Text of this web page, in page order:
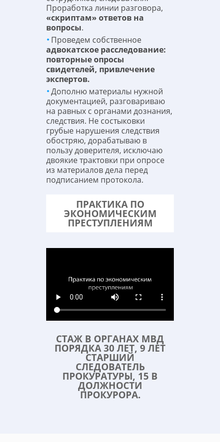
Проработка линии разговора,
«скриптам» ответов на
вопросы.
Проведем собственное
адвокатское расследование:
повторные опросы
свидетелей, привлечение
экспертов.
Дополню материалы нужной
документацией, разговариваю
на равных с органами дознания,
следствия. Не состыковки
грубые нарушения следствия
обостряю, дорабатываю в
пользу доверителя, исключаю
двоякие трактовки при опросе
из материалов дела перед
подписанием протокола.
ПРАКТИКА ПО
ЭКОНОМИЧЕСКИМ
ПРЕСТУПЛЕНИЯМ
СТАЖ В ОРГАНАХ МВД
ПОРЯДКА 30 ЛЕТ, 9 ЛЕТ
СТАРШИЙ
СЛЕДОВАТЕЛЬ
ПРОКУРАТУРЫ, 15 В
ДОЛЖНОСТИ
ПРОКУРОРА.